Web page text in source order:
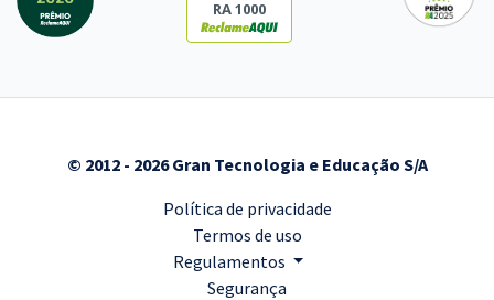
RA 1000
© 2012 - 2026 Gran Tecnologia e Educação S/A
Política de privacidade
Termos de uso
Regulamentos
Segurança